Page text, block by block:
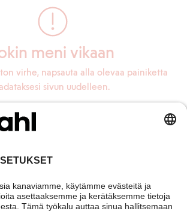
meni vikaan
virhe, napsauta alla olevaa painiketta
sivun uudelleen.
Lataa sivu uudelleen